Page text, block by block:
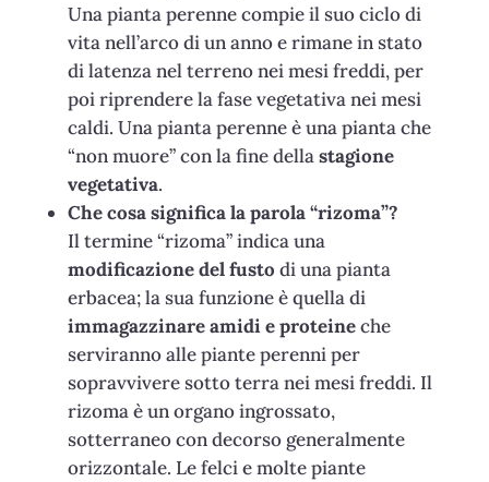
Una pianta perenne compie il suo ciclo di
vita nell’arco di un anno e rimane in stato
di latenza nel terreno nei mesi freddi, per
poi riprendere la fase vegetativa nei mesi
caldi. Una pianta perenne è una pianta che
“non muore” con la fine dellastagione
vegetativa.
Che cosa significa la parola “rizoma”?
Il termine “rizoma” indica una
modificazione del fusto di una pianta
erbacea; la sua funzione è quella di
immagazzinare amidi e proteineche
serviranno alle piante perenni per
sopravvivere sotto terra nei mesi freddi. Il
rizoma è un organoingrossato,
sotterraneo con decorso generalmente
orizzontale. Lefelci e molte piante